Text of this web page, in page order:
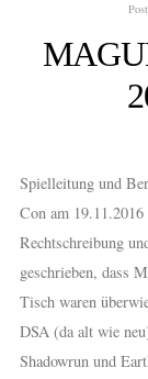
Spielleitung und
Con am
Rechtschreibung
geschrieben, dass
Tisch waren
DSA (da alt wie
Shadowrun und